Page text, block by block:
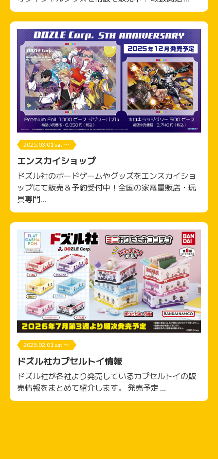
2025.03.01 sat 〜
エンスカイショップ
ドズル社のボードゲームやグッズをエンスカイショ
ップにて販売＆予約受付中！全国の家電量販店・玩
具専門…
2025.02.01 sat 〜
ドズル社カプセルトイ情報
ドズル社が各社より発売しているカプセルトイの販
売情報をまとめて紹介します。 発売予定 …